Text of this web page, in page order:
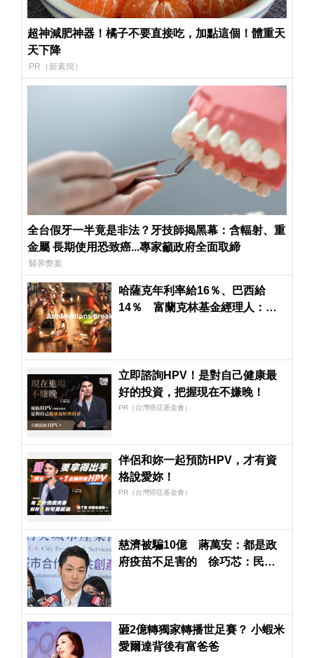
超神減肥神器！橘子不要直接吃，加點這個！體重天
天下降
PR（新素簡）
全台假牙一半竟是非法？牙技師揭黑幕：含輻射、重
金屬 長期使用恐致癌...專家籲政府全面取締
醫界弊案
哈薩克年利率給16％、巴西給
14％ 富蘭克林基金經理人：除
立即諮詢HPV！是對自己健康最
好的投資，把握現在不嫌晚！
PR（台灣癌症基金會）
伴侶和妳一起預防HPV，才有資
格說愛妳！
PR（台灣癌症基金會）
慈濟被騙10億 蔣萬安：都是政
府疫苗不足害的 徐巧芯：民進
砸2億轉獨家轉播世足賽？ 小蝦米
愛爾達背後有富爸爸